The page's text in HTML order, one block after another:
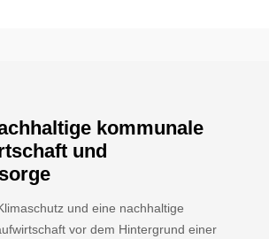
kommunale
und
und eine nachhaltige
vor dem Hintergrund einer